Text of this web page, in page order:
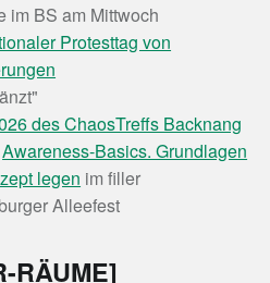
im BS am Mittwoch
Protesttag von
des ChaosTreffs Backnang
Awareness-Basics. Grundlagen
legen im filler
Alleefest
RÄUME]